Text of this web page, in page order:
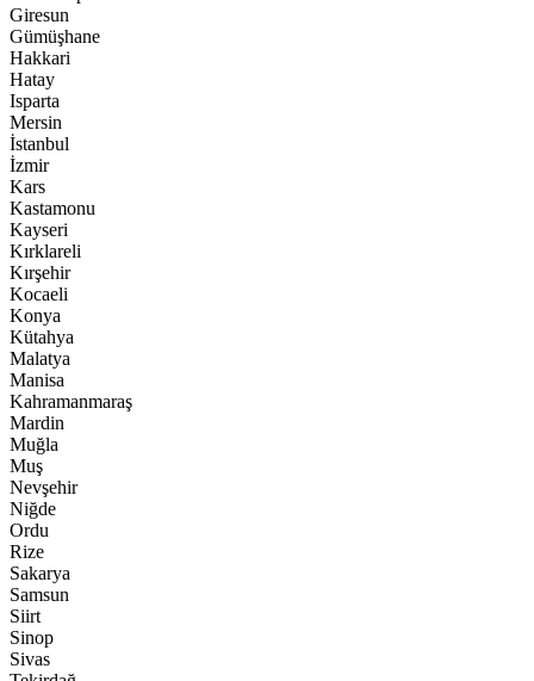
Giresun
Gümüşhane
Hakkari
Hatay
Isparta
Mersin
İstanbul
İzmir
Kars
Kastamonu
Kayseri
Kırklareli
Kırşehir
Kocaeli
Konya
Kütahya
Malatya
Manisa
Kahramanmaraş
Mardin
Muğla
Muş
Nevşehir
Niğde
Ordu
Rize
Sakarya
Samsun
Siirt
Sinop
Sivas